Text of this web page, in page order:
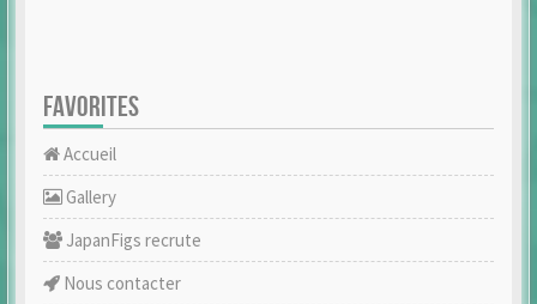
FAVORITES
Accueil
Gallery
JapanFigs recrute
Nous contacter